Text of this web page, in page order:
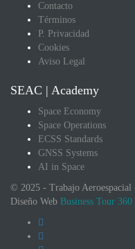
Contacto
Términos
P. Privacidad
Cookies
Aviso Legal
SEAC | Academy
Space Economy
Space Operations
ECSS Standards
GNSS Systems
AI in Space
© 2025 - Trabajo Aeroespacial
Diseño Web Business Tour 360